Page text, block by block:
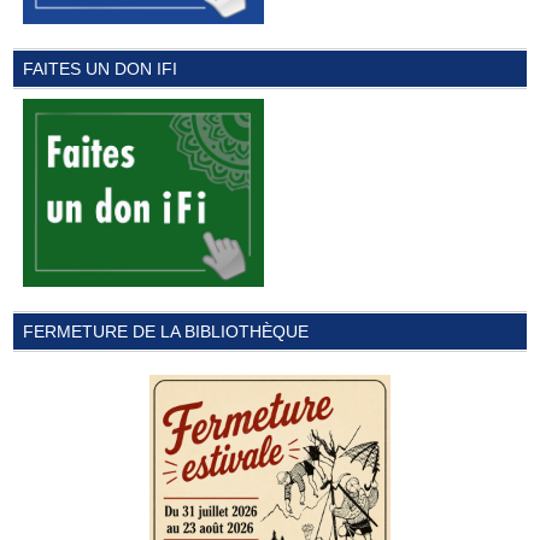
FAITES UN DON IFI
FERMETURE DE LA BIBLIOTHÈQUE